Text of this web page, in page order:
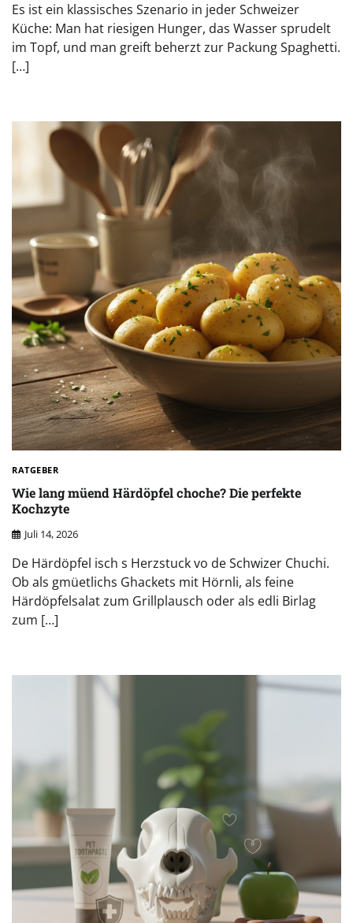
Es ist ein klassisches Szenario in jeder Schweizer
Küche: Man hat riesigen Hunger, das Wasser sprudelt
im Topf, und man greift beherzt zur Packung Spaghetti.
[…]
RATGEBER
Wie lang müend Härdöpfel choche? Die perfekte
Kochzyte
Juli 14, 2026
De Härdöpfel isch s Herzstuck vo de Schwizer Chuchi.
Ob als gmüetlichs Ghackets mit Hörnli, als feine
Härdöpfelsalat zum Grillplausch oder als edli Birlag
zum […]